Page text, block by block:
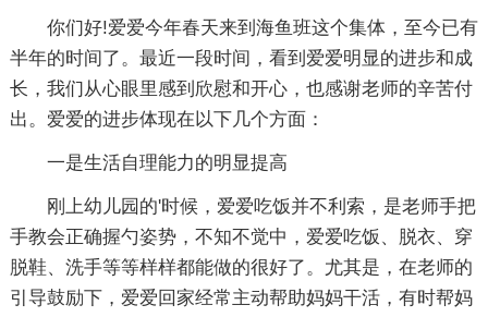
你们好!爱爱今年春天来到海鱼班这个集体，至今已有
半年的时间了。最近一段时间，看到爱爱明显的进步和成
长，我们从心眼里感到欣慰和开心，也感谢老师的辛苦付
出。爱爱的进步体现在以下几个方面：
一是生活自理能力的明显提高
刚上幼儿园的'时候，爱爱吃饭并不利索，是老师手把
手教会正确握勺姿势，不知不觉中，爱爱吃饭、脱衣、穿
脱鞋、洗手等等样样都能做的很好了。尤其是，在老师的
引导鼓励下，爱爱回家经常主动帮助妈妈干活，有时帮妈